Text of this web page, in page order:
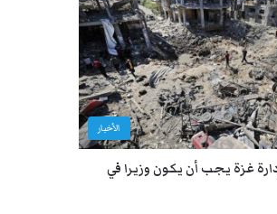
الأخبار
غزة يجب أن يكون وزيرا في